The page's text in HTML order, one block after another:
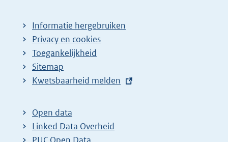
Informatie hergebruiken
Privacy en cookies
Toegankelijkheid
Sitemap
E
t
e
r
Kwetsbaarheid melden
Open data
Linked Data Overheid
PUC Open Data